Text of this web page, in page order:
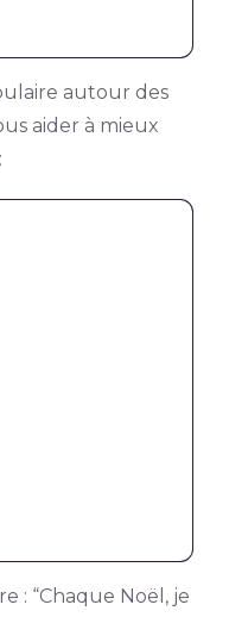
autour des
aider à mieux
: “Chaque Noël, je